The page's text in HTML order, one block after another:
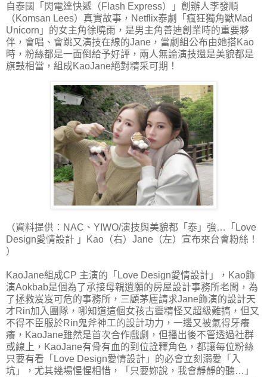
自泰國「閃電達快遞（Flash Express）」創辦人李發順
（Komsan Lees）真實故事，Netflix泰劇「瘋狂獨角獸Mad
Unicorn」的女主角徐曉雨，是男主角善迪創業時的重要夥
伴，會唱、會跳又演技在線的Jane，當劇組公布由她搭Kao
時，粉絲都是一面倒給予好評，兩人無論演技還是美貌都是
旗鼓相當，組成KaoJane絕對精采可期！
（資料提供：NAC、YIWO/演技與美貌都「泰」強…「Love
Design愛情設計 」Kao（右）Jane（左）宣布來台會粉絲！
）
KaoJane組成CP 主演的「Love Design愛情設計」，Kao飾
演Aokbab是個為了承接母親遺願的房屋設計事務所老闆，為
了拯救岌岌可危的事務所，三顧茅廬請求Jane飾演的設計天
才Rin加入團隊，哪知道這個女孩古靈精怪又超級難搞，但又
不得不臣服於Rin鬼斧神工的設計功力，一邊又被氣得牙癢
癢，KaoJane雖然是首次合作戲劇，但播出後不管透過社群
或線上，KaoJane有骨有血的到位詮釋角色，都讓每位粉絲
只要有看「Love Design愛情設計」的必會立刻溺愛「入
坑」，尤其幾場惺惺相惜，「只要妳說，我會靜靜的聽…」